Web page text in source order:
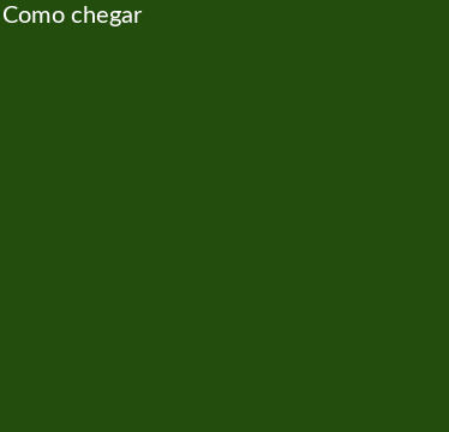
Como chegar